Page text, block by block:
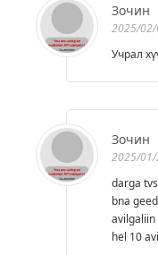
Зочин
2025/02/
Учрал
Зочин
2025/
darga
bna
avilgaliin
hel 10